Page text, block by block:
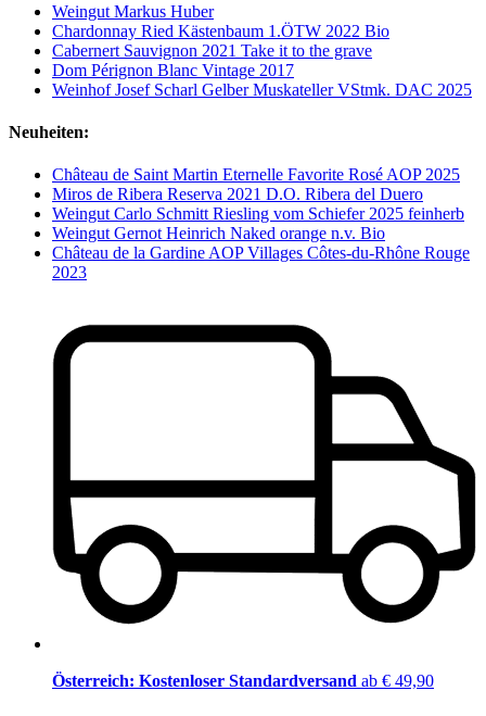
Weingut Markus Huber
Chardonnay Ried Kästenbaum 1.ÖTW 2022 Bio
Cabernert Sauvignon 2021 Take it to the grave
Dom Pérignon Blanc Vintage 2017
Weinhof Josef Scharl Gelber Muskateller VStmk. DAC 2025
Neuheiten:
Château de Saint Martin Eternelle Favorite Rosé AOP 2025
Miros de Ribera Reserva 2021 D.O. Ribera del Duero
Weingut Carlo Schmitt Riesling vom Schiefer 2025 feinherb
Weingut Gernot Heinrich Naked orange n.v. Bio
Château de la Gardine AOP Villages Côtes-du-Rhône Rouge
2023
Österreich: Kostenloser Standardversand ab € 49,90